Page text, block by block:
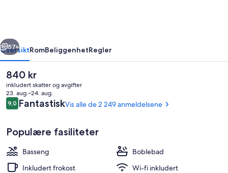
Town
Center/Western
Entrance
Utendørsbasseng og et oppvarmet
Neste
57+
OversiktRomBeliggenhetRegler
Den
nåværende
prisen
er
840 kr
840 kr
inkludert skatter og avgifter
23. aug.–24. aug.
Anmeldelser
9,09,0 av 10 –
FantastiskVis alle de 2 249 anmeldelsene
Populære fasiliteter
Basseng
Boblebad
Inkludert frokost
Wi-fi inkludert